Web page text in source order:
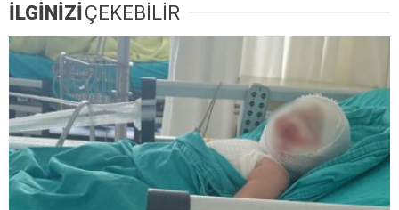
İLGİNİZİÇEKEBİLİR